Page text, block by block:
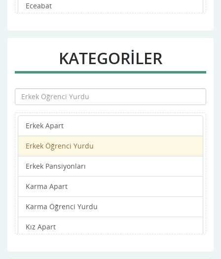
Eceabat
Lapseki
Merkez
Yenice
KATEGORİLER
Erkek Apart
Erkek Öğrenci Yurdu
Erkek Pansiyonları
Karma Apart
Karma Öğrenci Yurdu
Kız Apart